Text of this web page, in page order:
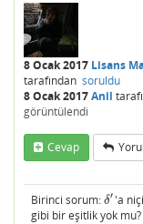
8 Ocak 2017 Lisans
tarafından soruldu
8 Ocak 2017Anil
görüntülendi
Cevap
Birinci sorum: δ′
δ′'a
gibi bir eşitlik yok mu?